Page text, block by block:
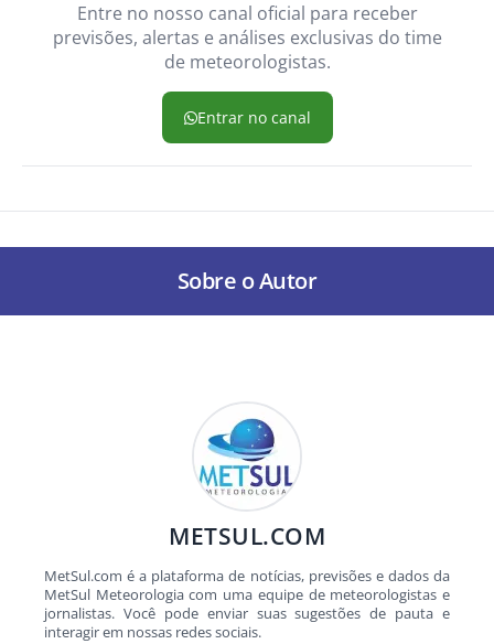
Entre no nosso canal oficial para receber
previsões, alertas e análises exclusivas do time
de meteorologistas.
Entrar no canal
Sobre o Autor
METSUL.COM
MetSul.com é a plataforma de notícias, previsões e dados da
MetSul Meteorologia com uma equipe de meteorologistas e
jornalistas. Você pode enviar suas sugestões de pauta e
interagir em nossas redes sociais.